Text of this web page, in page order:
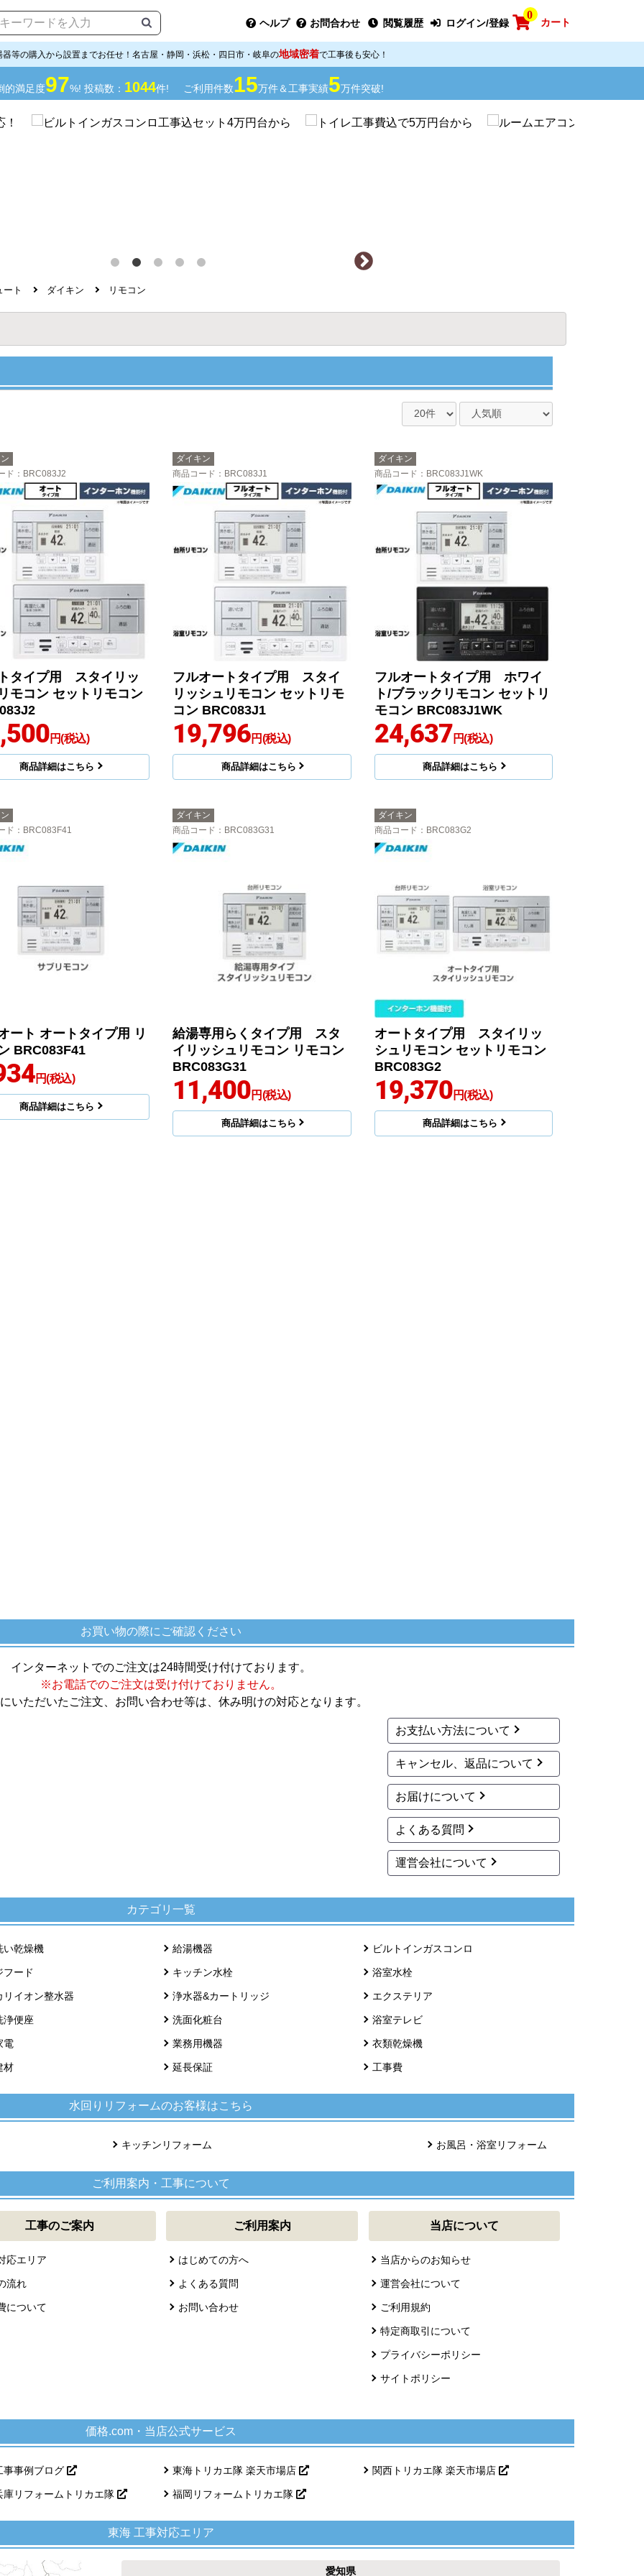
ヘルプ お問合わせ 閲覧履歴 ログイン/登録
0
カート
等の購入から設置までお任せ！名古屋・静岡・浜松・四日市・岐阜の地域密着で工事後も安心！
的満足度97%! 投稿数： 1044件! ご利用件数15万件＆工事実績5万件突破!
ート ダイキン リモコン
ド ：BRC083J2
タイプ用 スタイリッ
モコン セットリモコン
円(税込)
商品詳細はこちら
ダイキン
商品コード ：BRC083J1
フルオートタイプ用 スタイ
リッシュリモコン セットリモ
コン BRC083J1
19,796円(税込)
商品詳細はこちら
ダイキン
商品コード ：BRC083J1WK
フルオートタイプ用 ホワイ
ト/ブラックリモコン セットリ
モコン BRC083J1WK
24,637 円(税込)
商品詳細はこちら
ド ：BRC083F41
ート オートタイプ用 リ
BRC083F41
円(税込)
商品詳細はこちら
ダイキン
商品コード ：BRC083G31
給湯専用らくタイプ用 スタ
イリッシュリモコン リモコン
BRC083G31
11,400円(税込)
商品詳細はこちら
ダイキン
商品コード ：BRC083G2
オートタイプ用 スタイリッ
シュリモコン セットリモコン
BRC083G2
19,370円(税込)
商品詳細はこちら
お買い物の際にご確認ください
インターネットでのご注文は24時間受け付けております。
※お電話でのご注文は受け付けておりません。
いただいたご注文、お問い合わせ等は、休み明けの対応となります。
お支払い方法について
キャンセル、返品について
お届けについて
よくある質問
運営会社について
カテゴリ一覧
い乾燥機 給湯機器 ビルトインガスコンロ
フード キッチン水栓 浴室水栓
リイオン整水器 浄水器&カートリッジ エクステリア
浄便座 洗面化粧台 浴室テレビ
電 業務用機器 衣類乾燥機
材 延長保証 工事費
水回りリフォームのお客様はこちら
キッチンリフォーム お風呂・浴室リフォーム
ご利用案内・工事について
工事のご案内
応エリア
流れ
について
ご利用案内
はじめての方へ
よくある質問
お問い合わせ
当店について
当店からのお知らせ
運営会社について
ご利用規約
特定商取引について
プライバシーポリシー
サイトポリシー
価格.com・当店公式サービス
事事例ブログ 東海トリカエ隊 楽天市場店 関西トリカエ隊 楽天市場店
庫リフォームトリカエ隊 福岡リフォームトリカエ隊
東海 工事対応エリア
愛知県